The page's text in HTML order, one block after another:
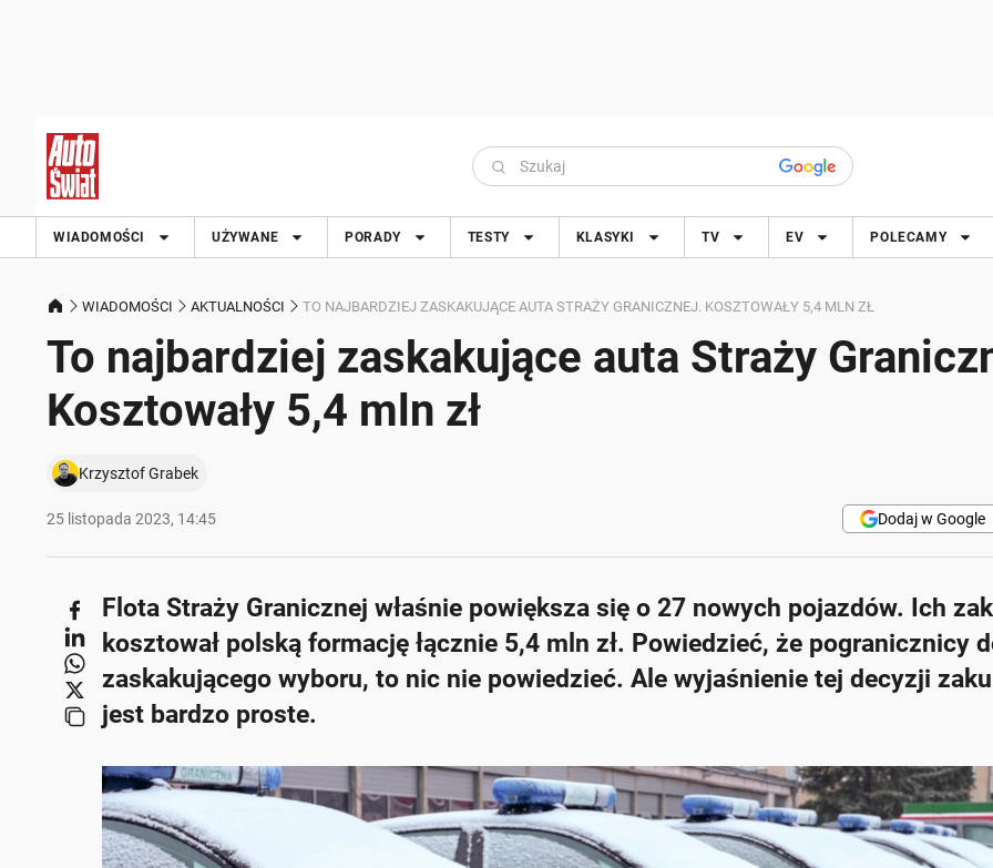
WIADOMOŚCI UŻYWANE PORADY TESTY KLASYKI TV EV POLECAMY
WIADOMOŚCI AKTUALNOŚCI TO NAJBARDZIEJ ZASKAKUJĄCE AUTA STRAŻY GRANICZNEJ. KOSZTOWAŁY 5,4 MLN ZŁ
To najbardziej zaskakujące auta Straży
Kosztowały 5,4 mln zł
Krzysztof Grabek
25 listopada 2023, 14:45 Dodaj w Google
Flota Straży Granicznej właśnie powiększa się o 27 nowych pojazdów. Ich
kosztował polską formację łącznie 5,4 mln zł. Powiedzieć, że pogranicznicy
zaskakującego wyboru, to nic nie powiedzieć. Ale wyjaśnienie tej decyzji
jest bardzo proste.